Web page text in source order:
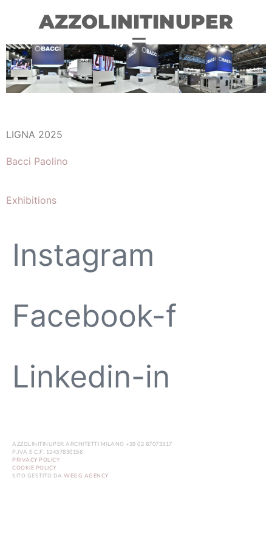
AZZOLINITINUPER
LIGNA 2025
Bacci Paolino
Exhibitions
Instagram
Facebook-f
Linkedin-in
AZZOLINITINUPER ARCHITETTI MILANO +39 02 67073317
P.IVA E C.F. 12437830156
PRIVACY POLICY
COOKIE POLICY
SITO GESTITO DA WEGG AGENCY